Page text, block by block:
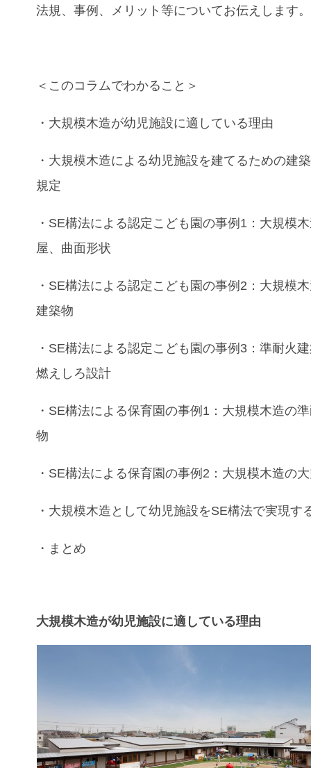
法規、事例、メリット等についてお伝えします。
＜このコラムでわかること＞
・ 大規模木造が幼児施設に適している理由
・ 大規模木造による幼児施設を建てるための建
規定
・ SE構法による認定こども園の事例 1： 大規模
屋、 曲面形状
・ SE構法による認定こども園の事例 2： 大規模
建築物
・SE構法による認定こども園の事例 3：準耐火
燃えしろ設計
・SE構法による保育園の事例 1： 大規模木造の
物
・SE構法による保育園の事例 2： 大規模木造の
・ 大規模木造 として幼児施設をSE構法で実現す
・まとめ
大規模木造が幼児施設に適している理由